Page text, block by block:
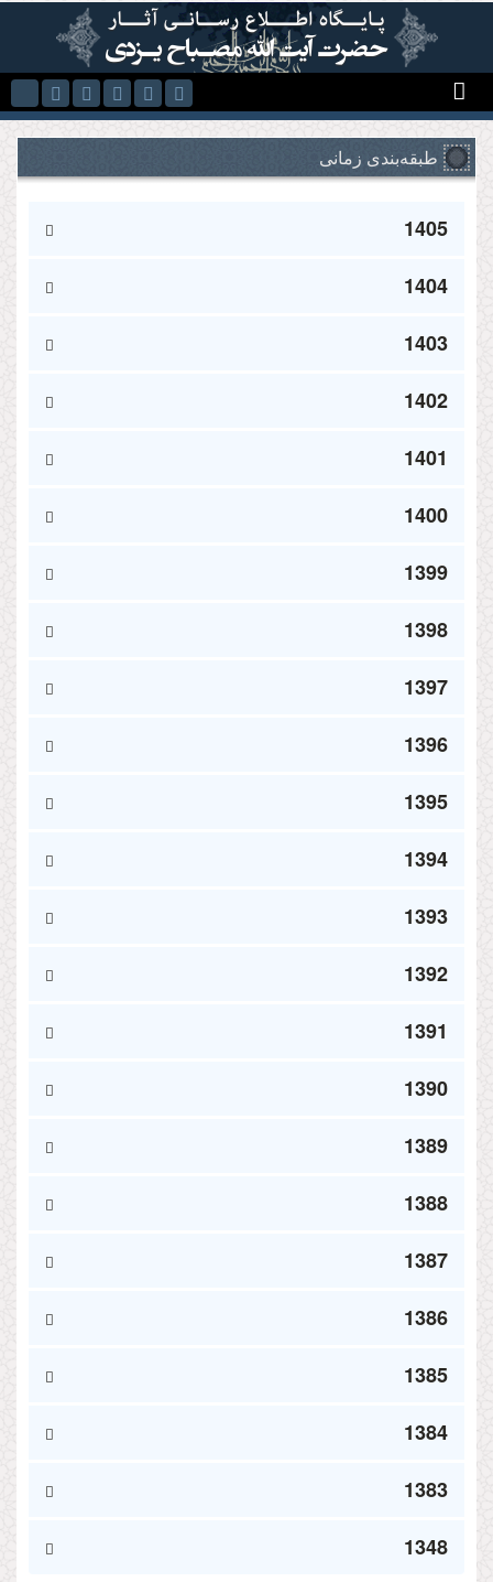
Skip to main content
طبقه‌بندی زمانی
1405
1404
1403
1402
1401
1400
1399
1398
1397
1396
1395
1394
1393
1392
1391
1390
1389
1388
1387
1386
1385
1384
1383
1348